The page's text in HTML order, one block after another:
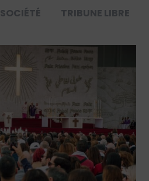
SOCIÉTÉ TRIBUNE LIBRE